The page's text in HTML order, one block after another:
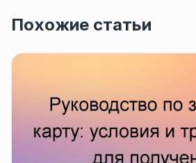
Похожие статьи